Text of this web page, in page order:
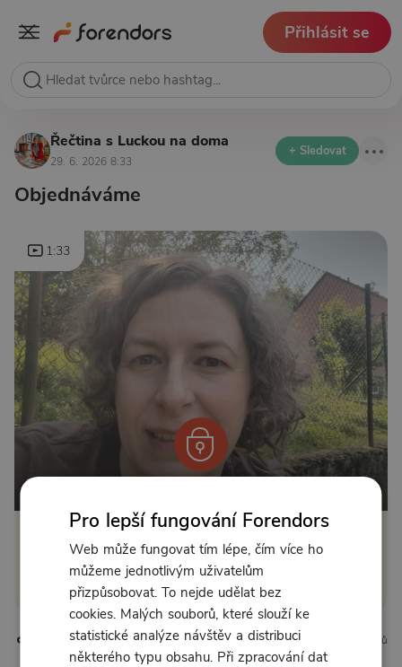
Přihlásit se
Řečtina s Luckou na doma
29. 6. 2026 8:33
+ Sledovat
Objednáváme
1:33
Zřídit předplatné
Koupit příspěvek
0 líbí 0 komentářů
Pro lepší fungování Forendors
Web může fungovat tím lépe, čím více ho
můžeme jednotlivým uživatelům
přizpůsobovat. To nejde udělat bez
cookies. Malých souborů, které slouží ke
statistické analýze návštěv a distribuci
některého typu obsahu. Při zpracování dat